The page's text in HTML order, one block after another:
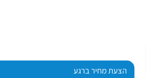
הצעת מחיר ברגע